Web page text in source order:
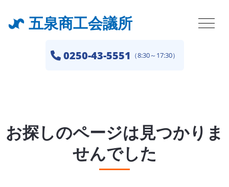
五泉商工会議所
0250-43-5551 （8:30～17:30）
お探しのページは見つかりま
せんでした